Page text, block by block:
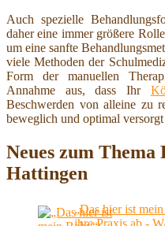
Auch spezielle
daher eine immer größere
um eine sanfte
viele Methoden der
Form der manuellen
Annahme aus, dass Ihr
Beschwerden von alleine zu
beweglich und optimal versorgt
Neues zum
Hattingen
„Das hier ist
ihre Praxis ab -